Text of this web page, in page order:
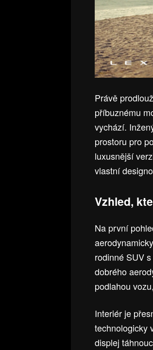
Právě
příbuznému
vychází.
prostoru pro
luxusnější
vlastní
Vzhled,
Na první
rodinné SUV
dobrého
podlahou
Interiér je
technologicky
displej